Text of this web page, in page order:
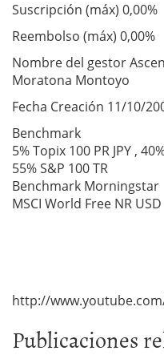
Suscripción (máx) 0,00%
Reembolso (máx) 0,00%
Nombre del gestor
Moratona Montoyo
Fecha Creación 11/10/
Benchmark
5% Topix 100 PR JPY ,
55% S&P 100 TR
Benchmark Morningstar
MSCI World Free NR USD
http://
Publicaciones